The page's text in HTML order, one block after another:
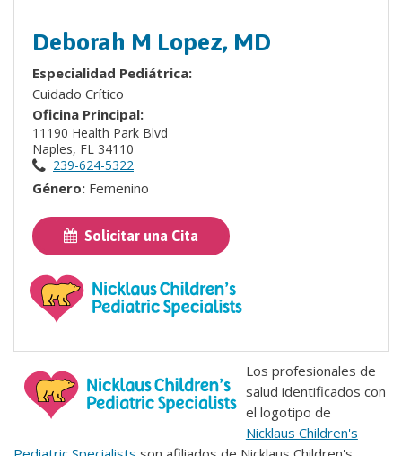
Deborah M Lopez, MD
Especialidad Pediátrica:
Cuidado Crítico
Oficina Principal:
11190 Health Park Blvd
Naples, FL 34110
239-624-5322
Género: Femenino
Solicitar una Cita
Los profesionales de
salud identificados con
el logotipo de
Nicklaus Children's